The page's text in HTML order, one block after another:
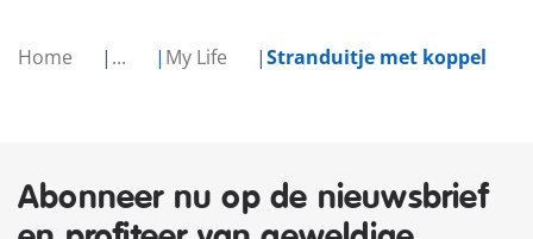
Home ... My Life Stranduitje met koppel
Abonneer nu op de nieuwsbrief